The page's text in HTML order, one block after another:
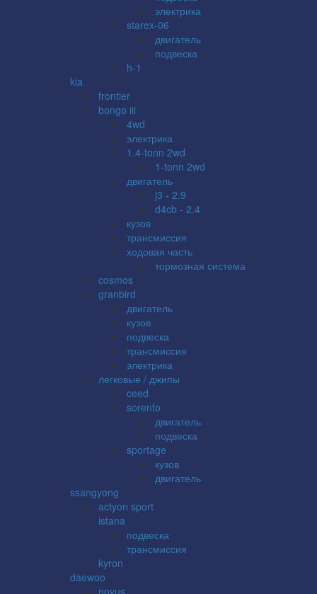
электрика
starex-06
двигатель
подвеска
h-1
kia
frontier
bongo iii
4wd
электрика
1.4-tonn 2wd
1-tonn 2wd
двигатель
j3 - 2.9
d4cb - 2.4
кузов
трансмиссия
ходовая часть
тормозная система
cosmos
granbird
двигатель
кузов
подвеска
трансмиссия
электрика
легковые / джипы
ceed
sorento
двигатель
подвеска
sportage
кузов
двигатель
ssangyong
actyon sport
istana
подвеска
трансмиссия
kyron
daewoo
novus